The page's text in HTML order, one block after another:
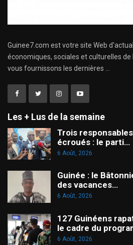
Guinee7.com est votre site Web
économiques, sociales et culturelles de
vous fournissons les dernières ...
Les + Lus de la semaine
Trois
écroués : le parti…
6 Août, 2026
Guinée : le
des vacances…
6 Août, 2026
127 Guinéens
le cadre du
6 Août, 2026